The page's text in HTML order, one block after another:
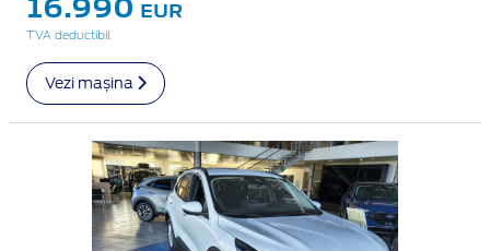
16.990 EUR
TVA deductibil
Vezi mașina